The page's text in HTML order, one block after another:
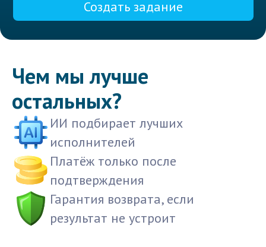
Создать задание
Чем мы лучше
остальных?
ИИ подбирает лучших
исполнителей
Платёж только после
подтверждения
Гарантия возврата, если
результат не устроит